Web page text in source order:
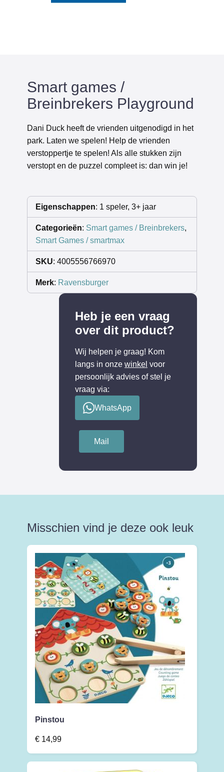
Smart games /
Breinbrekers Playground
Dani Duck heeft de vrienden uitgenodigd in het
park. Laten we spelen! Help de vrienden
verstoppertje te spelen! Als alle stukken zijn
verstopt en de puzzel compleet is: dan win je!
Eigenschappen: 1 speler, 3+ jaar
Categorieën: Smart games / Breinbrekers,
Smart Games / smartmax
SKU: 4005556766970
Merk: Ravensburger
Heb je een vraag
over dit product?
Wij helpen je graag! Kom
langs in onze winkel voor
persoonlijk advies of stel je
vraag via:
WhatsApp
Mail
Misschien vind je deze ook leuk
Pinstou
€ 14,99